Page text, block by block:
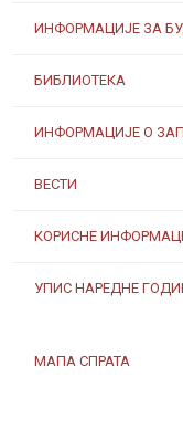
ИНФОРМАЦИЈЕ ЗА
БИБЛИОТЕКА
ИНФОРМАЦИЈЕ О
ВЕСТИ
КОРИСНЕ
УПИС НАРЕДНЕ
МАПА СПРАТА